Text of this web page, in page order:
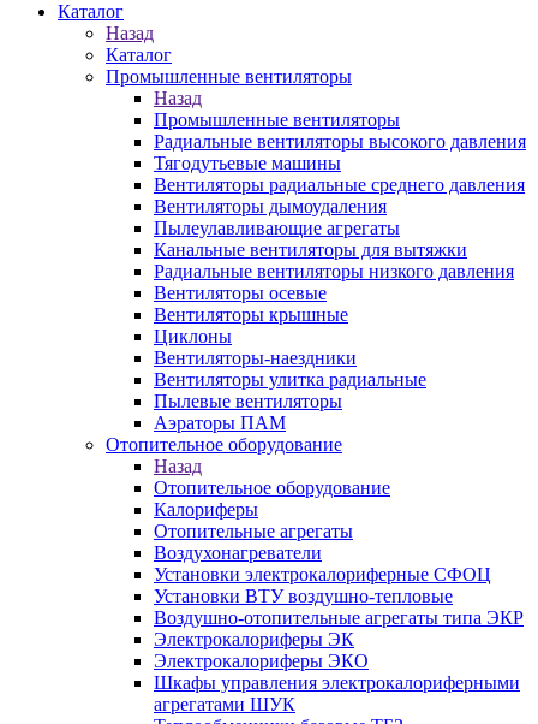
Каталог
Назад
Каталог
Промышленные вентиляторы
Назад
Промышленные вентиляторы
Радиальные вентиляторы высокого давления
Тягодутьевые машины
Вентиляторы радиальные среднего давления
Вентиляторы дымоудаления
Пылеулавливающие агрегаты
Канальные вентиляторы для вытяжки
Радиальные вентиляторы низкого давления
Вентиляторы осевые
Вентиляторы крышные
Циклоны
Вентиляторы-наездники
Вентиляторы улитка радиальные
Пылевые вентиляторы
Аэраторы ПАМ
Отопительное оборудование
Назад
Отопительное оборудование
Калориферы
Отопительные агрегаты
Воздухонагреватели
Установки электрокалориферные СФОЦ
Установки ВТУ воздушно-тепловые
Воздушно-отопительные агрегаты типа ЭКР
Электрокалориферы ЭК
Электрокалориферы ЭКО
Шкафы управления электрокалориферными
агрегатами ШУК